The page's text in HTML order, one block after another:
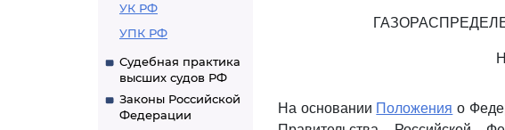
УК РФ
УПК РФ
Судебная практика
высших судов РФ
Законы Российской
Федерации
На основании Положения о